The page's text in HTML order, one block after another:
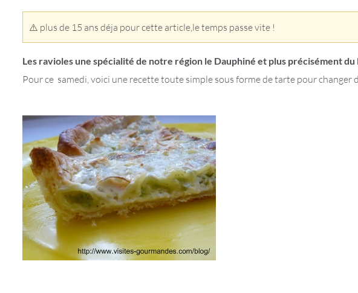
⚠️ plus de 15 ans déja pour cette article,le temps passe vite !
Les ravioles une spécialité de notre région le Dauphiné et plus précisément du
Pour ce samedi, voici une recette toute simple sous forme de tarte pour changer